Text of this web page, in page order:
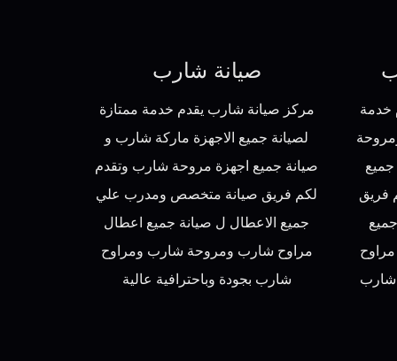
صيانة شارب
مركز صيانة شارب يقدم خدمة ممتازة
لصيانة جميع الاجهزة ماركة شارب و
صيانة جميع اجهزة مروحة شارب وتقدم
لكم فريق صيانة متخصص ومدرب علي
جميع الاعطال ل صيانة جميع اعطال
مراوح شارب ومروحة شارب ومراوح
شارب بجودة وباحترافية عالية
خدمة
فريق
شارب